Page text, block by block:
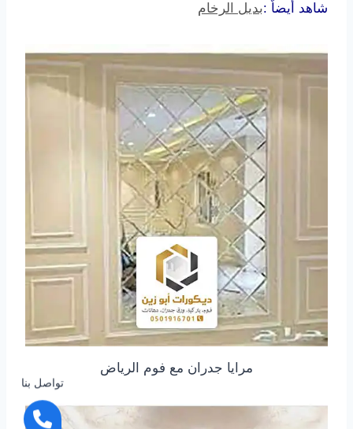
شاهد أيضاٌ :بديل الرخام
مرايا جدران مع فوم الرياض
تواصل بنا